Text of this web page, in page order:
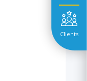
Clients